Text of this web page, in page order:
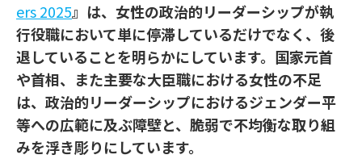
ers 2025』は、女性の政治的リーダーシップが執
行役職において単に停滞しているだけでなく、後
退していることを明らかにしています。国家元首
や首相、また主要な大臣職における女性の不足
は、政治的リーダーシップにおけるジェンダー平
等への広範に及ぶ障壁と、脆弱で不均衡な取り組
みを浮き彫りにしています。